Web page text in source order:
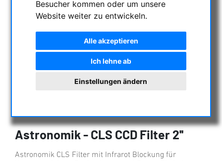
Besucher kommen oder um unsere
Website weiter zu entwickeln.
Alle akzeptieren
Ich lehne ab
Einstellungen ändern
Astronomik - CLS CCD Filter 2''
Astronomik CLS Filter mit Infrarot Blockung für